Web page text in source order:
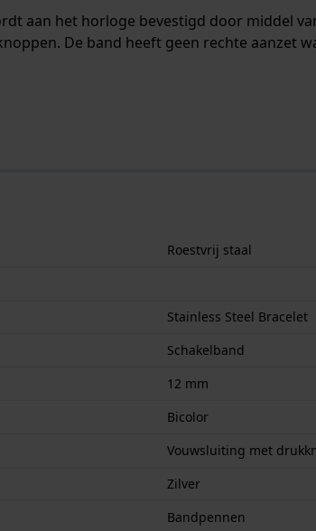
aan het horloge bevestigd door middel
De band heeft geen rechte aanzet
Roestvrij staal
Stainless Steel Bracelet
Schakelband
12 mm
Bicolor
Vouwsluiting met
Zilver
Bandpennen